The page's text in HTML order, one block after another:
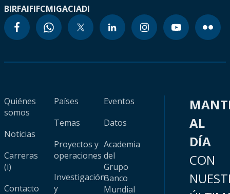
BIRFAIFIFCMIGACIADI
Quiénes
somos
Noticias
Carreras
(i)
Contacto
Países
Temas
Proyectos y
operaciones
Investigación
y
Eventos
Datos
Academia
del
Grupo
Banco
Mundial
AL
DÍA
CON